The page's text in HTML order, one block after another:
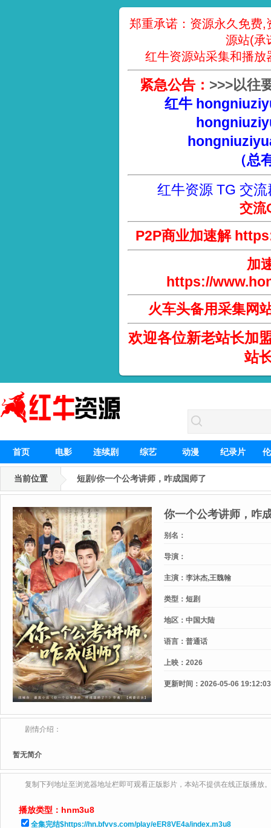
郑重承诺：资源永久免费
源站(承
红牛资源站采集和播放
紧急公告： >>>以往
红牛
（总
红牛资源 TG 交流
交流
P2P商业加速解
加
https://
火车头备用采集网
欢迎各位新老站长加
站
首页 电影 连续剧 综艺 动漫 纪录片
当前位置 短剧/你一个公考讲师，咋成国师了
你一个公考讲师，咋
别名：
导演：
主演： 李沐杰,王魏翰
类型： 短剧
地区： 中国大陆
语言： 普通话
上映： 2026
更新时间： 2026-05-06 19:12:03
剧情介绍：
暂无简介
复制下列地址至浏览器地址栏即可观看正版影片，本站不提供在线正版播放。
播放类型： hnm3u8
全集完结$https://hn.bfvvs.com/play/eER8VE4a/index.m3u8